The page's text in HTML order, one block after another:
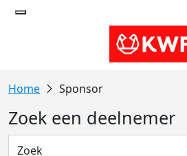
Sponsor
Zoek een deelnemer